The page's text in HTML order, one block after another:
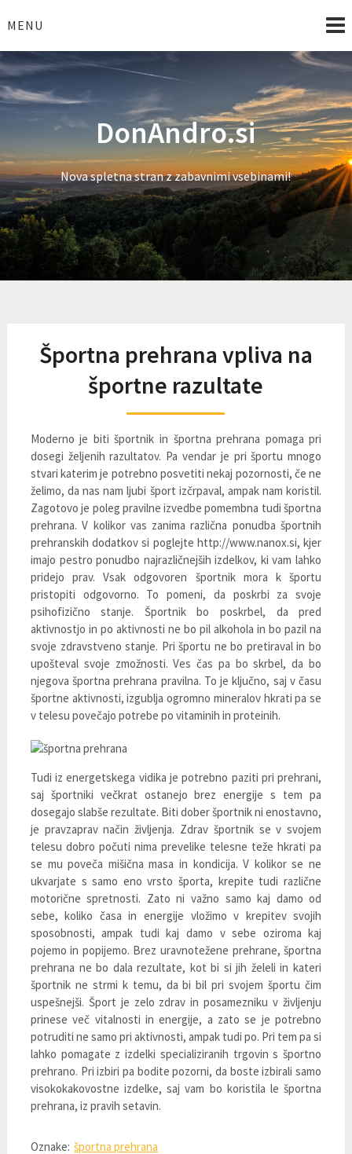
toMENU
DonAndro.si
Nova spletna stran z zabavnimi vsebinami!
Športna prehrana vpliva na
športne razultate
Moderno je biti športnik in športna prehrana pomaga pri
dosegi željenih razultatov. Pa vendar je pri športu mnogo
stvari katerim je potrebno posvetiti nekaj pozornosti, če ne
želimo, da nas nam ljubi šport izčrpaval, ampak nam koristil.
Zagotovo je poleg pravilne izvedbe pomembna tudi športna
prehrana. V kolikor vas zanima različna ponudba športnih
prehranskih dodatkov si poglejte http://www.nanox.si, kjer
imajo pestro ponudbo najrazličnejših izdelkov, ki vam lahko
pridejo prav. Vsak odgovoren športnik mora k športu
pristopiti odgovorno. To pomeni, da poskrbi za svoje
psihofizično stanje. Športnik bo poskrbel, da pred
aktivnostjo in po aktivnosti ne bo pil alkohola in bo pazil na
svoje zdravstveno stanje. Pri športu ne bo pretiraval in bo
upošteval svoje zmožnosti. Ves čas pa bo skrbel, da bo
njegova športna prehrana pravilna. To je ključno, saj v času
športne aktivnosti, izgublja ogromno mineralov hkrati pa se
v telesu povečajo potrebe po vitaminih in proteinih.
Tudi iz energetskega vidika je potrebno paziti pri prehrani,
saj športniki večkrat ostanejo brez energije s tem pa
dosegajo slabše rezultate. Biti dober športnik ni enostavno,
je pravzaprav način življenja. Zdrav športnik se v svojem
telesu dobro počuti nima prevelike telesne teže hkrati pa
se mu poveča mišična masa in kondicija. V kolikor se ne
ukvarjate s samo eno vrsto športa, krepite tudi različne
motorične spretnosti. Zato ni važno samo kaj damo od
sebe, koliko časa in energije vložimo v krepitev svojih
sposobnosti, ampak tudi kaj damo v sebe oziroma kaj
pojemo in popijemo. Brez uravnotežene prehrane, športna
prehrana ne bo dala rezultate, kot bi si jih želeli in kateri
športnik ne strmi k temu, da bi bil pri svojem športu čim
uspešnejši. Šport je zelo zdrav in posamezniku v življenju
prinese več vitalnosti in energije, a zato se je potrebno
potruditi ne samo pri aktivnosti, ampak tudi po. Pri tem pa si
lahko pomagate z izdelki specializiranih trgovin s športno
prehrano. Pri izbiri pa bodite pozorni, da boste izbirali samo
visokokakovostne izdelke, saj vam bo koristila le športna
prehrana, iz pravih setavin.
Oznake: športna prehrana